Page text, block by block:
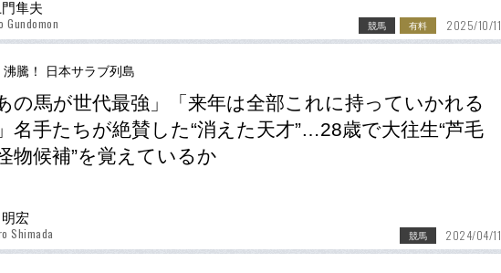
隼夫
Gundomon 競馬 有料 2025/10/11
沸騰！ 日本サラブ列島
あの馬が世代最強」「来年は全部これに持っていかれる
名手たちが絶賛した“消えた天才”…28歳で大往生“芦毛
物候補”を覚えているか
宏
Shimada 競馬 2024/04/11